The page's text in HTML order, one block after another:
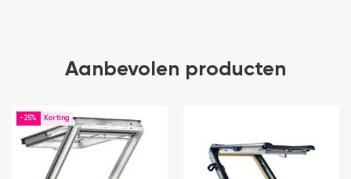
Aanbevolen producten
-25%